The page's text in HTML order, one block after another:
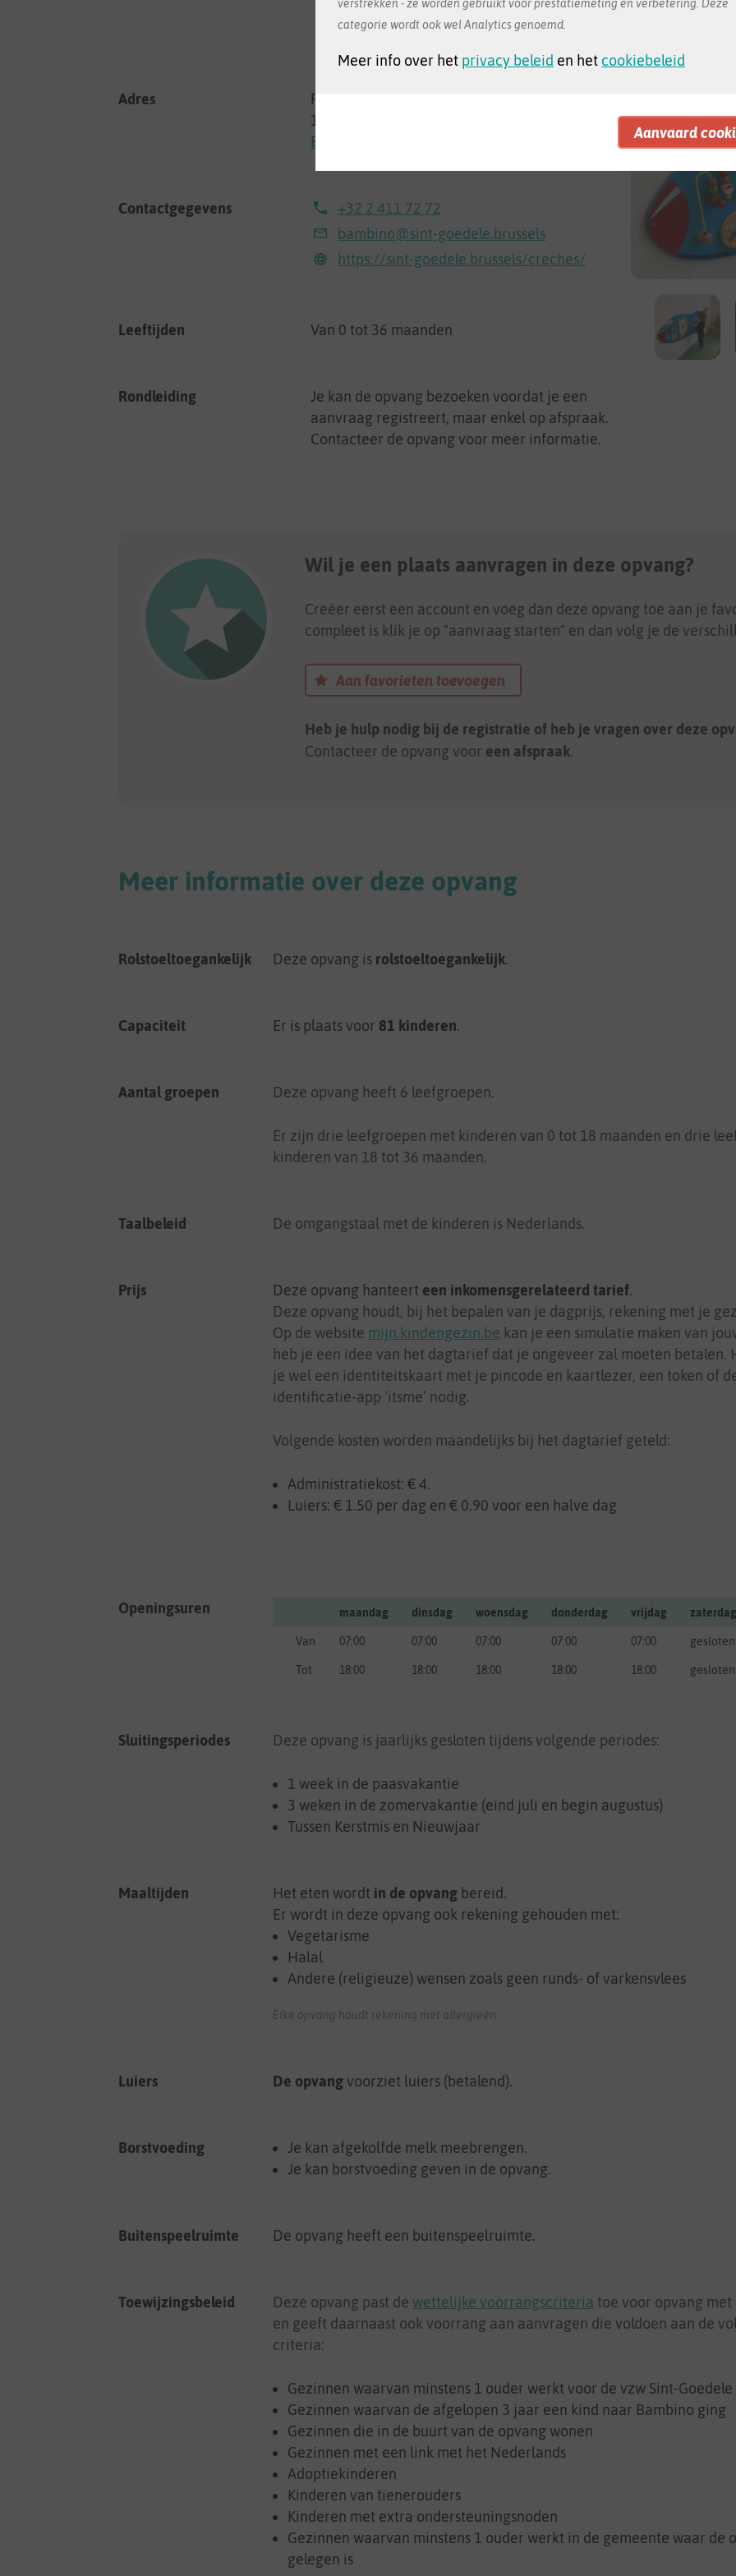
verstrekken - ze worden gebruikt voor prestatiemeting en verbetering. Deze
categorie wordt ook wel Analytics genoemd.
Meer info over het privacy beleid en het cookiebeleid
Adres
Parelstraat 20
1080 Sint-Jans-Molenbeek
Bekijken op Google Maps
Contactgegevens
+32 2 411 72 72
bambino@sint-goedele.brussels
https://sint-goedele.brussels/creches/
Leeftijden Van 0 tot 36 maanden
Rondleiding
Je kan de opvang bezoeken voordat je een
aanvraag registreert, maar enkel op afspraak.
Contacteer de opvang voor meer informatie.
Wil je een plaats aanvragen in deze opvang?
Creëer eerst een account en voeg dan deze opvang toe aan je
compleet is klik je op "aanvraag starten" en dan volg je de
Aan favorieten toevoegen
Heb je hulp nodig bij de registratie of heb je vragen over deze
Contacteer de opvang voor een afspraak.
Meer informatie over deze opvang
Rolstoeltoegankelijk Deze opvang is rolstoeltoegankelijk.
Capaciteit Er is plaats voor 81 kinderen.
Aantal groepen Deze opvang heeft 6 leefgroepen.
Er zijn drie leefgroepen met kinderen van 0 tot 18 maanden en drie
kinderen van 18 tot 36 maanden.
Taalbeleid De omgangstaal met de kinderen is Nederlands.
Prijs Deze opvang hanteert een inkomensgerelateerd tarief.
Deze opvang houdt, bij het bepalen van je dagprijs, rekening met je
Op de website mijn.kindengezin.be kan je een simulatie maken van
heb je een idee van het dagtarief dat je ongeveer zal moeten betalen.
je wel een identiteitskaart met je pincode en kaartlezer, een token of
identificatie-app ‘itsme’ nodig.
Volgende kosten worden maandelijks bij het dagtarief geteld:
Administratiekost: € 4.
Luiers: € 1.50 per dag en € 0.90 voor een halve dag
Openingsuren maandag dinsdag woensdag donderdag vrijdag zaterdag
Van 07:00 07:00 07:00 07:00 07:00 gesloten
Tot 18:00 18:00 18:00 18:00 18:00 gesloten
Sluitingsperiodes Deze opvang is jaarlijks gesloten tijdens volgende periodes:
1 week in de paasvakantie
3 weken in de zomervakantie (eind juli en begin augustus)
Tussen Kerstmis en Nieuwjaar
Maaltijden Het eten wordt in de opvang bereid.
Er wordt in deze opvang ook rekening gehouden met:
Vegetarisme
Halal
Andere (religieuze) wensen zoals geen runds- of varkensvlees
Elke opvang houdt rekening met allergieën.
Luiers De opvangvoorziet luiers (betalend).
Borstvoeding
Je kan afgekolfde melk meebrengen.
Je kan borstvoeding geven in de opvang.
Buitenspeelruimte De opvang heeft een buitenspeelruimte.
Toewijzingsbeleid Deze opvang past de wettelijke voorrangscriteria toe voor opvang met
en geeft daarnaast ook voorrang aan aanvragen die voldoen aan de
criteria:
Gezinnen waarvan minstens 1 ouder werkt voor de vzw Sint-Goedele
Gezinnen waarvan de afgelopen 3 jaar een kind naar Bambino ging
Gezinnen die in de buurt van de opvang wonen
Gezinnen met een link met het Nederlands
Adoptiekinderen
Kinderen van tienerouders
Kinderen met extra ondersteuningsnoden
Gezinnen waarvan minstens 1 ouder werkt in de gemeente waar de
gelegen is